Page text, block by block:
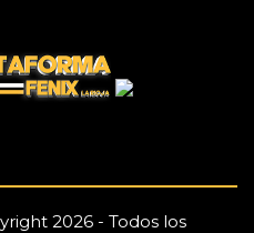
2026 - Todos los